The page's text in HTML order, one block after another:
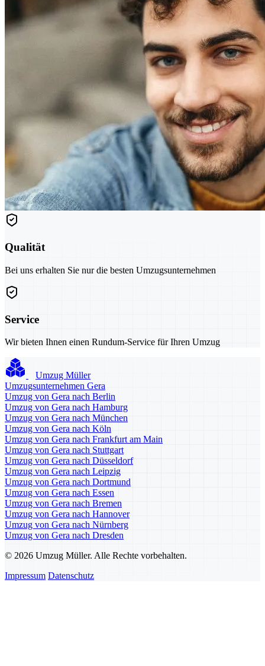
Qualität
Bei uns erhalten Sie nur die besten Umzugsunternehmen
Service
Wir bieten Ihnen einen Rundum-Service für Ihren Umzug
Umzug Müller
Umzugsunternehmen Gera
Umzug von Gera nach Berlin
Umzug von Gera nach Hamburg
Umzug von Gera nach München
Umzug von Gera nach Köln
Umzug von Gera nach Frankfurt am Main
Umzug von Gera nach Stuttgart
Umzug von Gera nach Düsseldorf
Umzug von Gera nach Leipzig
Umzug von Gera nach Dortmund
Umzug von Gera nach Essen
Umzug von Gera nach Bremen
Umzug von Gera nach Hannover
Umzug von Gera nach Nürnberg
Umzug von Gera nach Dresden
© 2026 Umzug Müller. Alle Rechte vorbehalten.
Impressum Datenschutz